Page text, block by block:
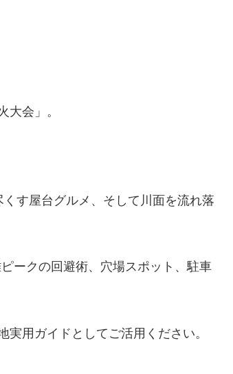
大会」。
す屋台グルメ、そして川面を流れ落
ークの回避術、穴場スポット、駐車
実用ガイドとしてご活用ください。